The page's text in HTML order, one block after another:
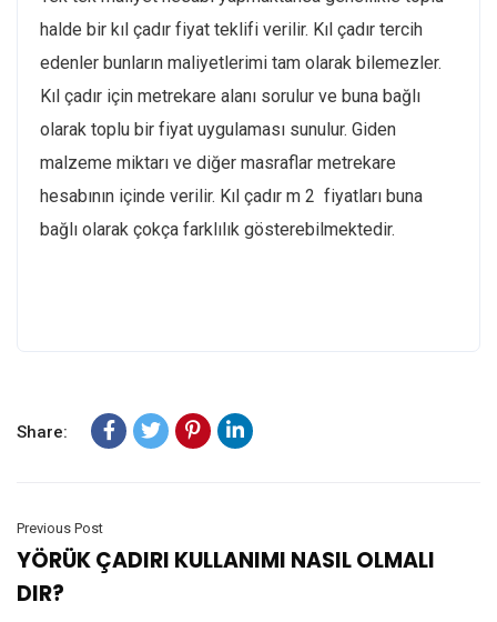
halde bir kıl çadır fiyat teklifi verilir. Kıl çadır tercih
edenler bunların maliyetlerimi tam olarak bilemezler.
Kıl çadır için metrekare alanı sorulur ve buna bağlı
olarak toplu bir fiyat uygulaması sunulur. Giden
malzeme miktarı ve diğer masraflar metrekare
hesabının içinde verilir. Kıl çadır m 2 fiyatları buna
bağlı olarak çokça farklılık gösterebilmektedir.
Share:
Previous Post
YÖRÜK ÇADIRI KULLANIMI NASIL OLMALI
DIR?